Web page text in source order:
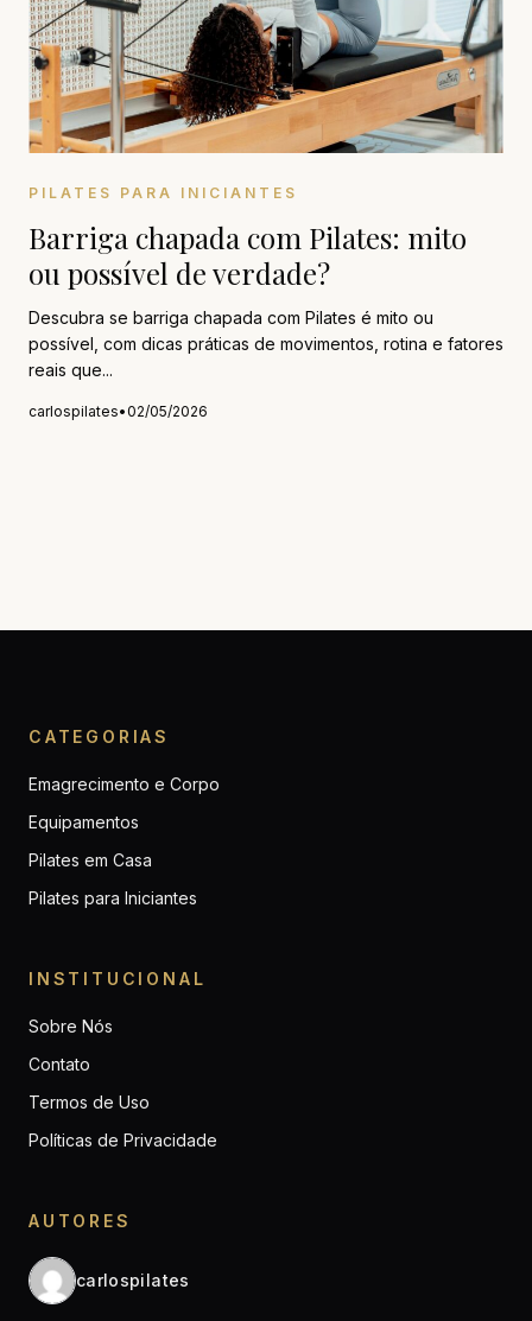
PILATES PARA INICIANTES
Barriga chapada com Pilates: mito
ou possível de verdade?
Descubra se barriga chapada com Pilates é mito ou
possível, com dicas práticas de movimentos, rotina e fatores
reais que...
carlospilates•02/05/2026
CATEGORIAS
Emagrecimento e Corpo
Equipamentos
Pilates em Casa
Pilates para Iniciantes
INSTITUCIONAL
Sobre Nós
Contato
Termos de Uso
Políticas de Privacidade
AUTORES
carlospilates